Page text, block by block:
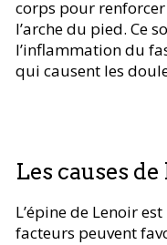
corps pour
l’arche du pied. Ce
l’inflammation du
qui causent les
Les causes
L’épine de Lenoir
facteurs peuvent